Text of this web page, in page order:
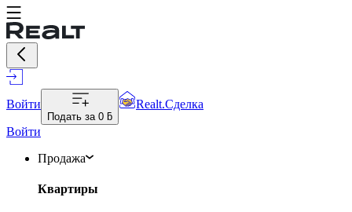
Войти
Подать за 0 ƃ
Realt.Сделка
Войти
Продажа
Квартиры